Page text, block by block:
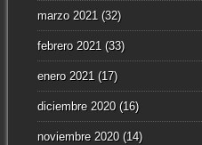
marzo 2021(32)
febrero 2021(33)
enero 2021(17)
diciembre 2020(16)
noviembre 2020(14)